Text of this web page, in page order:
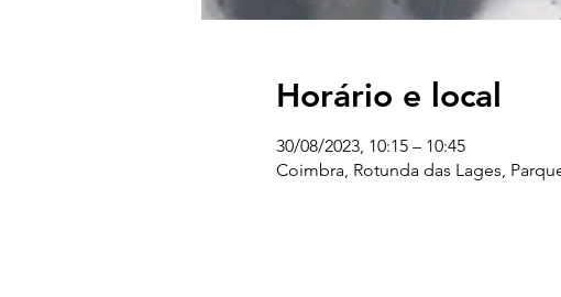
Horário e local
30/08/2023, 10:15 – 10:45
Coimbra, Rotunda das Lages,